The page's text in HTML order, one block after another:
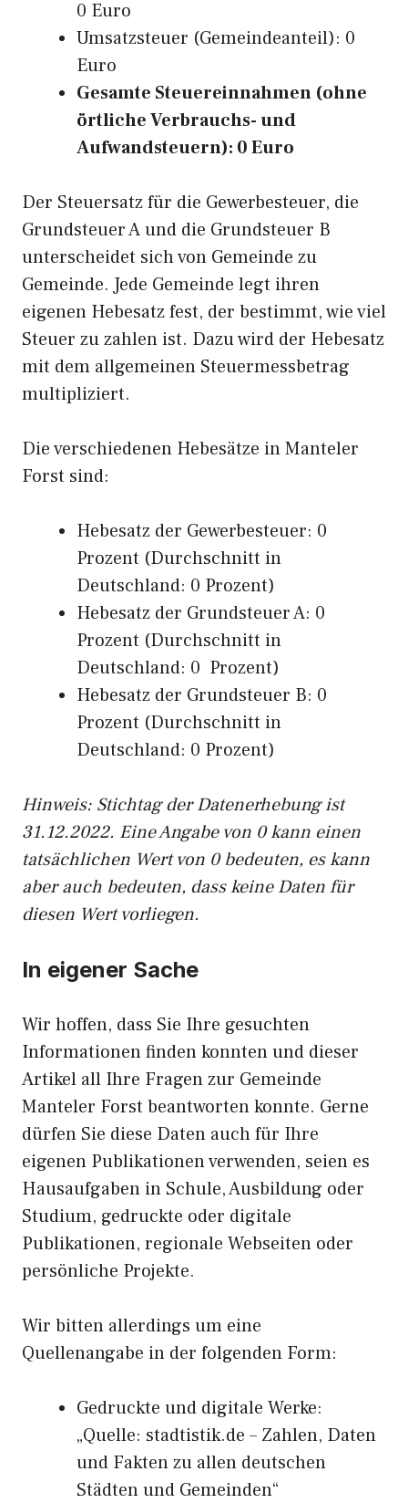
0 Euro
Umsatzsteuer (Gemeindeanteil): 0
Euro
Gesamte Steuereinnahmen (ohne
örtliche Verbrauchs- und
Aufwandsteuern): 0 Euro
Der Steuersatz für die Gewerbesteuer, die
Grundsteuer A und die Grundsteuer B
unterscheidet sich von Gemeinde zu
Gemeinde. Jede Gemeinde legt ihren
eigenen Hebesatz fest, der bestimmt, wie viel
Steuer zu zahlen ist. Dazu wird der Hebesatz
mit dem allgemeinen Steuermessbetrag
multipliziert.
Die verschiedenen Hebesätze in Manteler
Forst sind:
Hebesatz der Gewerbesteuer: 0
Prozent (Durchschnitt in
Deutschland: 0 Prozent)
Hebesatz der Grundsteuer A: 0
Prozent (Durchschnitt in
Deutschland: 0 Prozent)
Hebesatz der Grundsteuer B: 0
Prozent (Durchschnitt in
Deutschland: 0 Prozent)
Hinweis: Stichtag der Datenerhebung ist
31.12.2022. Eine Angabe von 0 kann einen
tatsächlichen Wert von 0 bedeuten, es kann
aber auch bedeuten, dass keine Daten für
diesen Wert vorliegen.
In eigener Sache
Wir hoffen, dass Sie Ihre gesuchten
Informationen finden konnten und dieser
Artikel all Ihre Fragen zur Gemeinde
Manteler Forst beantworten konnte. Gerne
dürfen Sie diese Daten auch für Ihre
eigenen Publikationen verwenden, seien es
Hausaufgaben in Schule, Ausbildung oder
Studium, gedruckte oder digitale
Publikationen, regionale Webseiten oder
persönliche Projekte.
Wir bitten allerdings um eine
Quellenangabe in der folgenden Form:
Gedruckte und digitale Werke:
„Quelle: stadtistik.de – Zahlen, Daten
und Fakten zu allen deutschen
Städten und Gemeinden“